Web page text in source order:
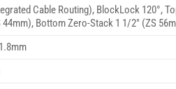
Cable Routing), BlockLock 120°,
Bottom Zero-Stack 1 1/2″ (ZS